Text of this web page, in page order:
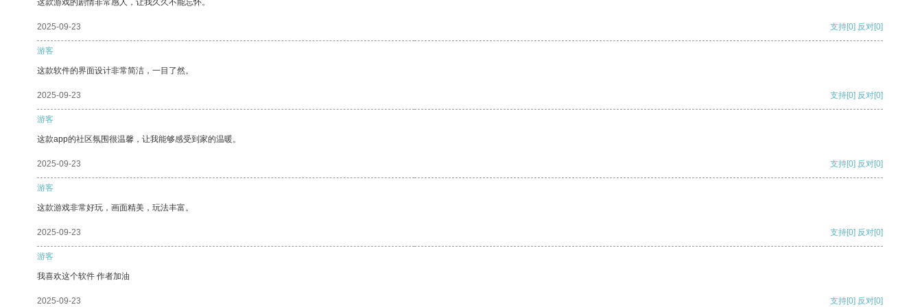
这款游戏的剧情非常感人，让我久久不能忘怀。
2025-09-23 支持[0] 反对[0]
游客
这款软件的界面设计非常简洁，一目了然。
2025-09-23 支持[0] 反对[0]
游客
这款app的社区氛围很温馨，让我能够感受到家的温暖。
2025-09-23 支持[0] 反对[0]
游客
这款游戏非常好玩，画面精美，玩法丰富。
2025-09-23 支持[0] 反对[0]
游客
我喜欢这个软件 作者加油
2025-09-23 支持[0] 反对[0]